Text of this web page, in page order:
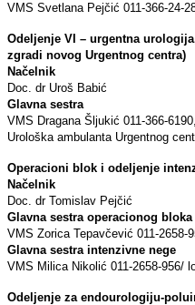
VMS Svetlana Pejčić 011-366-24-
Odeljenje VI – urgentna
zgradi novog Urgentnog centra)
Načelnik
Doc. dr
Glavna sestra
VMS Dragana Šljukić 011-366-
Urološka ambulanta Urgentnog
Operacioni blok i odeljenje
Načelnik
Doc. dr
Glavna sestra operacionog bloka
VMS Zorica Tepavčević 011-2658-
Glavna sestra intenzivne nege
VMS Milica Nikolić 011-2658-956/
Odeljenje za endourologiju-